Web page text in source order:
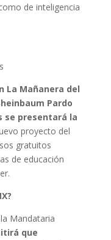
de inteligencia
La Mañanera del
Pardo
se presentará la
proyecto del
gratuitos
de educación
Mandataria
que